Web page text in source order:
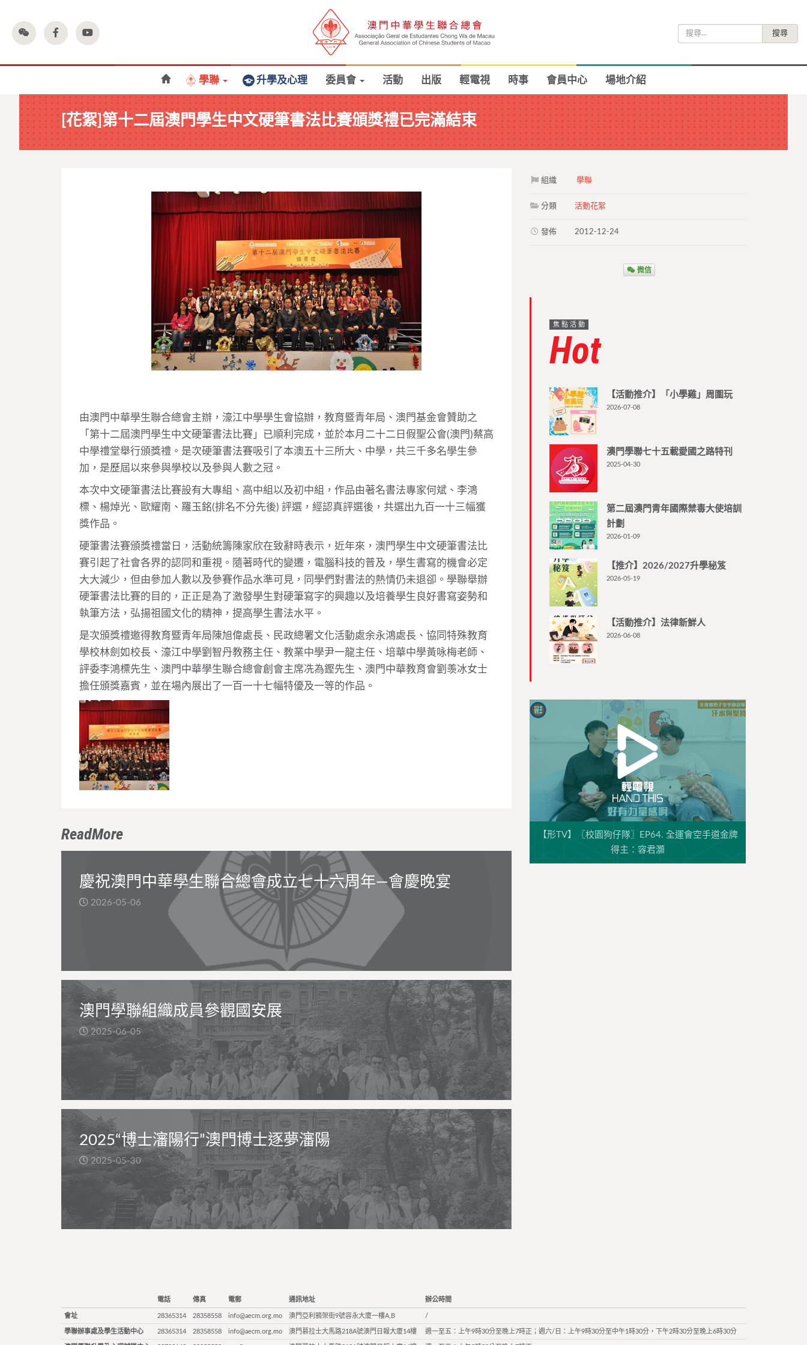
尋
學聯 升學及心理 委員會 活動 出版 輕電視 時事 會員中心 場地介紹
[花絮]第十二屆澳門學生中文硬筆書法比賽頒獎禮已完滿結束
由澳門中華學生聯合總會主辦，濠江中學學生會協辦，教育暨青年局、澳門基金會贊助之
「第十二屆澳門學生中文硬筆書法比賽」已順利完成，並於本月二十二日假聖公會(澳門)蔡高
中學禮堂舉行頒獎禮。是次硬筆書法賽吸引了本澳五十三所大、中學，共三千多名學生參
加，是歷屆以來參與學校以及參與人數之冠。
本次中文硬筆書法比賽設有大專組、高中組以及初中組，作品由著名書法專家何斌、李鴻
標、楊焯光、歐耀南、羅玉銘(排名不分先後) 評選，經認真評選後，共選出九百一十三幅獲
獎作品。
硬筆書法賽頒獎禮當日，活動統籌陳家欣在致辭時表示，近年來，澳門學生中文硬筆書法比
賽引起了社會各界的認同和重視。隨著時代的變遷，電腦科技的普及，學生書寫的機會必定
大大減少，但由參加人數以及參賽作品水準可見，同學們對書法的熱情仍未退卻。學聯舉辦
硬筆書法比賽的目的，正正是為了激發學生對硬筆寫字的興趣以及培養學生良好書寫姿勢和
執筆方法，弘揚祖國文化的精神，提高學生書法水平。
是次頒獎禮邀得教育暨青年局陳旭偉處長、民政總署文化活動處余永鴻處長、協同特殊教育
學校林劍如校長、濠江中學劉智丹教務主任、教業中學尹一龍主任、培華中學黃咏梅老師、
評委李鴻標先生、澳門中華學生聯合總會創會主席冼為鏗先生、澳門中華教育會劉羡冰女士
擔任頒獎嘉賓，並在場內展出了一百一十七幅特優及一等的作品。
ReadMore
慶祝澳門中華學生聯合總會成立七十六周年—會慶晚宴
2026-05-06
澳門學聯組織成員參觀國安展
2025-06-05
2025“博士瀋陽行”澳門博士逐夢瀋陽
2025-05-30
組織 學聯
分類 活動花絮
發佈 2012-12-24
微信
焦點活動
Hot
【活動推介】「小學雞」周圍玩
2026-07-08
澳門學聯七十五載愛國之路特刊
2025-04-30
第二屆澳門青年國際禁毒大使培訓
計劃
2026-01-09
【推介】2026/2027升學秘笈
2026-05-19
【活動推介】法律新鮮人
2026-06-08
【形TV】〖校園狗仔隊〗EP64. 全運會空手道金牌
得主：容君灝
電話 傳真 電郵 通訊地址 辦公時間
會址 28365314 28358558 info@aecm.org.mo 澳門亞利鴉架街9號容永大廈一樓A,B /
學聯辦事處及學生活動中心 28365314 28358558 info@aecm.org.mo 澳門慕拉士大馬路218A號澳門日報大廈14樓 週一至五：上午9時30分至晚上7時正；週六/日：上午9時30分至中午1時30分，下午2時30分至晚上6時30分